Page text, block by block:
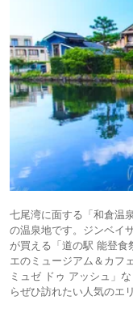
七尾湾に面する「和倉温
の温泉地です。ジンベイ
が買える「道の駅 能登食
エのミュージアム＆カフ
ミュゼ ドゥ アッシュ」
らぜひ訪れたい人気のエ